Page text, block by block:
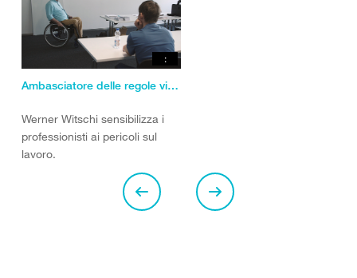
:
Ambasciatore delle regole vitali
Werner Witschi sensibilizza i
professionisti ai pericoli sul
lavoro.